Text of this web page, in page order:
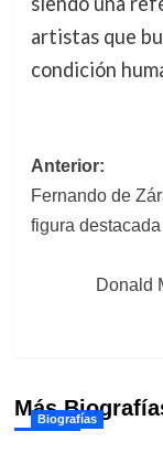
artistas que
condición
de
entradas
Anterior:
Fernando de
figura
Donald
MásBiografías